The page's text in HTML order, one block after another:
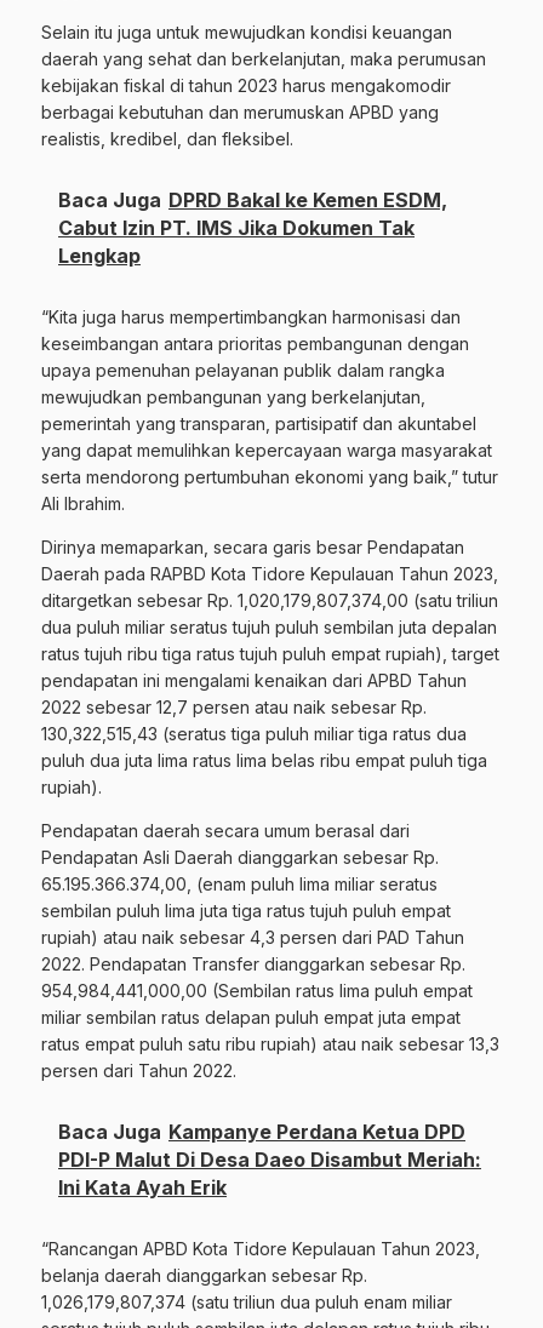
Selain itu juga untuk mewujudkan kondisi keuangan
daerah yang sehat dan berkelanjutan, maka perumusan
kebijakan fiskal di tahun 2023 harus mengakomodir
berbagai kebutuhan dan merumuskan APBD yang
realistis, kredibel, dan fleksibel.
Baca Juga DPRD Bakal ke Kemen ESDM,
Cabut Izin PT. IMS Jika Dokumen Tak
Lengkap
“Kita juga harus mempertimbangkan harmonisasi dan
keseimbangan antara prioritas pembangunan dengan
upaya pemenuhan pelayanan publik dalam rangka
mewujudkan pembangunan yang berkelanjutan,
pemerintah yang transparan, partisipatif dan akuntabel
yang dapat memulihkan kepercayaan warga masyarakat
serta mendorong pertumbuhan ekonomi yang baik,” tutur
Ali Ibrahim.
Dirinya memaparkan, secara garis besar Pendapatan
Daerah pada RAPBD Kota Tidore Kepulauan Tahun 2023,
ditargetkan sebesar Rp. 1,020,179,807,374,00 (satu triliun
dua puluh miliar seratus tujuh puluh sembilan juta depalan
ratus tujuh ribu tiga ratus tujuh puluh empat rupiah), target
pendapatan ini mengalami kenaikan dari APBD Tahun
2022 sebesar 12,7 persen atau naik sebesar Rp.
130,322,515,43 (seratus tiga puluh miliar tiga ratus dua
puluh dua juta lima ratus lima belas ribu empat puluh tiga
rupiah).
Pendapatan daerah secara umum berasal dari
Pendapatan Asli Daerah dianggarkan sebesar Rp.
65.195.366.374,00, (enam puluh lima miliar seratus
sembilan puluh lima juta tiga ratus tujuh puluh empat
rupiah) atau naik sebesar 4,3 persen dari PAD Tahun
2022. Pendapatan Transfer dianggarkan sebesar Rp.
954,984,441,000,00 (Sembilan ratus lima puluh empat
miliar sembilan ratus delapan puluh empat juta empat
ratus empat puluh satu ribu rupiah) atau naik sebesar 13,3
persen dari Tahun 2022.
Baca Juga Kampanye Perdana Ketua DPD
PDI-P Malut Di Desa Daeo Disambut Meriah:
Ini Kata Ayah Erik
“Rancangan APBD Kota Tidore Kepulauan Tahun 2023,
belanja daerah dianggarkan sebesar Rp.
1,026,179,807,374 (satu triliun dua puluh enam miliar